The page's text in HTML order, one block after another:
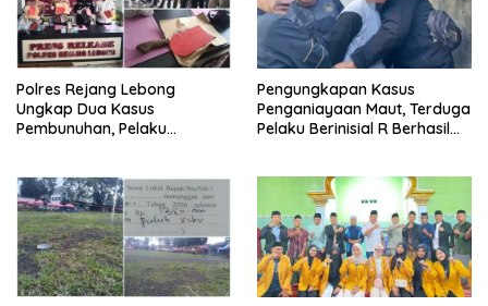
Polres Rejang Lebong
Ungkap Dua Kasus
Pembunuhan, Pelaku
Pengungkapan Kasus
Penganiayaan Maut, Terduga
Pelaku Berinisial R Berhasil